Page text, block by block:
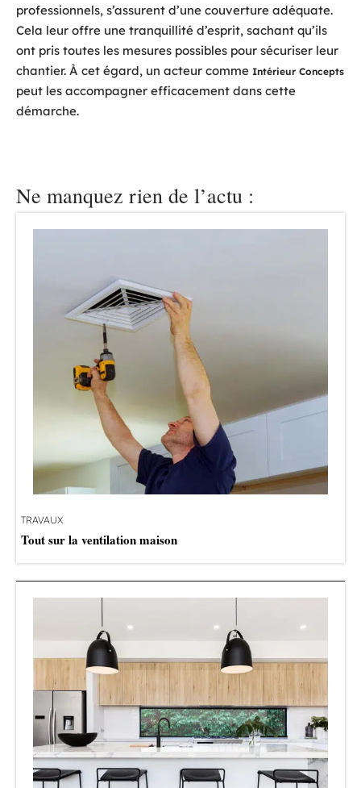
professionnels, s’assurent d’une couverture adéquate.
Cela leur offre une tranquillité d’esprit, sachant qu’ils
ont pris toutes les mesures possibles pour sécuriser leur
chantier. À cet égard, un acteur comme Intérieur Concepts
peut les accompagner efficacement dans cette
démarche.
Ne manquez rien de l’actu :
TRAVAUX
Tout sur la ventilation maison